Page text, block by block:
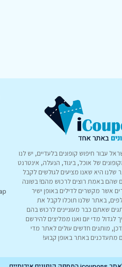
עבור חיפוש קופונים בלעדיים, יש לנו
של אוכל, ביגוד, הנעלה, אינטרנט
שלנו היא שאנו מציעים לגולשים לקבל
שהם באמת רוצים לרכוש מהם! בשונה
אשר מקשרים לדילים באופן ישיר
באתר שלנו תוכלו לקבל את
שאתם כבר מעוניינים לרכוש בהם
מדי יום ואנו ממליצים להירשם
מותגים חדשים עולים לאתר מדי
מתעדכנים באתר באופן קבוע!